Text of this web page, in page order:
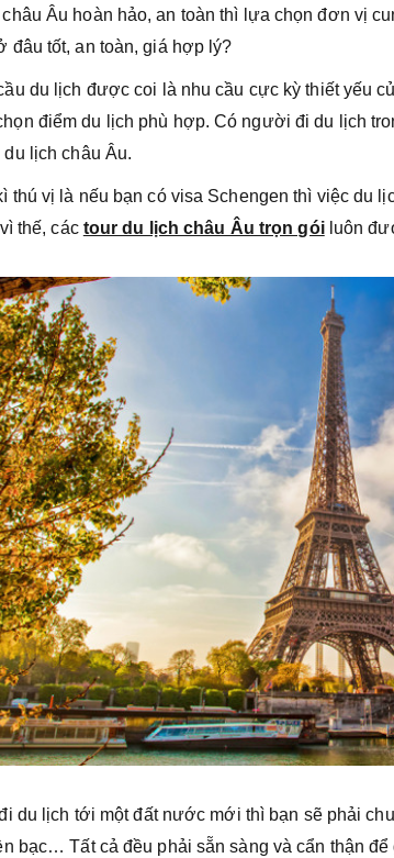
Âu hoàn hảo, an toàn thì lựa chọn đơn vị
đâu tốt, an toàn, giá hợp lý?
du lịch được coi là nhu cầu cực kỳ thiết yếu
điểm du lịch phù hợp. Có người đi du lịch
lịch châu Âu.
thú vị là nếu bạn có visa Schengen thì việc du
thế, các tour du lịch châu Âu trọn góiluôn
du lịch tới một đất nước mới thì bạn sẽ phải
bạc… Tất cả đều phải sẵn sàng và cẩn thận